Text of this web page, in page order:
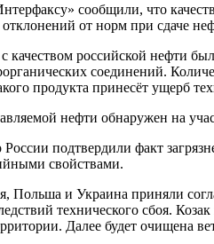
сообщили, что
от норм при сдаче
качеством российской нефти
соединений.
продукта принесёт ущерб
нефти обнаружен на
подтвердили факт
свойствами.
Польша и Украина приняли
технического сбоя.
Далее будет очищена